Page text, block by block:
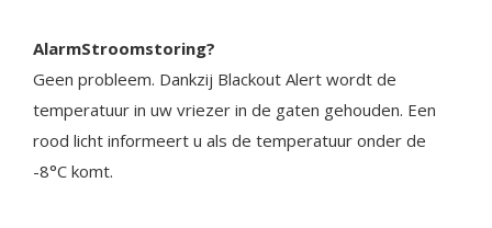
AlarmStroomstoring?
Geen probleem. Dankzij Blackout Alert wordt de
temperatuur in uw vriezer in de gaten gehouden. Een
rood licht informeert u als de temperatuur onder de
-8°C komt.